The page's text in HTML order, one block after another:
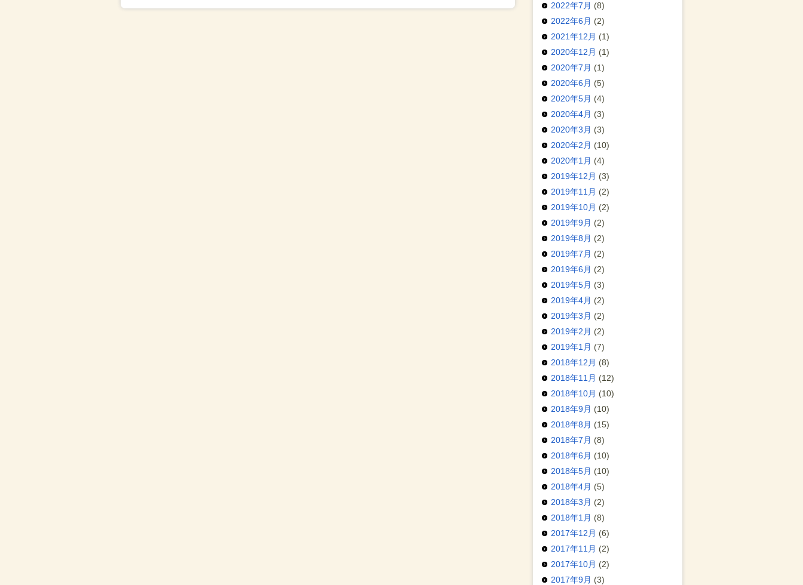
2022年7月 (8)
2022年6月 (2)
2021年12月 (1)
2020年12月 (1)
2020年7月 (1)
2020年6月 (5)
2020年5月 (4)
2020年4月 (3)
2020年3月 (3)
2020年2月 (10)
2020年1月 (4)
2019年12月 (3)
2019年11月 (2)
2019年10月 (2)
2019年9月 (2)
2019年8月 (2)
2019年7月 (2)
2019年6月 (2)
2019年5月 (3)
2019年4月 (2)
2019年3月 (2)
2019年2月 (2)
2019年1月 (7)
2018年12月 (8)
2018年11月 (12)
2018年10月 (10)
2018年9月 (10)
2018年8月 (15)
2018年7月 (8)
2018年6月 (10)
2018年5月 (10)
2018年4月 (5)
2018年3月 (2)
2018年1月 (8)
2017年12月 (6)
2017年11月 (2)
2017年10月 (2)
2017年9月 (3)